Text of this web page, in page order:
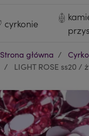
cyrkonie
Strona główna
LIGHT ROSE ss20 /